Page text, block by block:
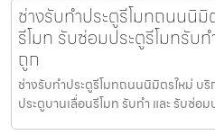
ช่างรับทำประตูรีโมทถนนนิ
รีโมท รับซ่อมประตูรีโมทรับ
ถูก
ช่างรับทำประตูรีโมทถนนนิมิตรใหม่ บ
ประตูบานเลื่อนรีโมท รับทำ และ รับซ่อ